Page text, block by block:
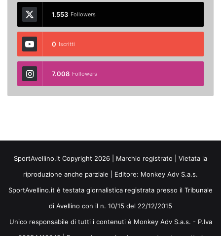
1.553 Followers
0 Iscritti
7.008 Followers
SportAvellino.it Copyright 2026 | Marchio registrato | Vietata la
riproduzione anche parziale | Editore: Monkey Adv S.a.s.
SportAvellino.it è testata giornalistica registrata presso il Tribunale
di Avellino con il n. 10/15 del 22/12/2015
Unico responsabile di tutti i contenuti è Monkey Adv S.a.s. - P.Iva